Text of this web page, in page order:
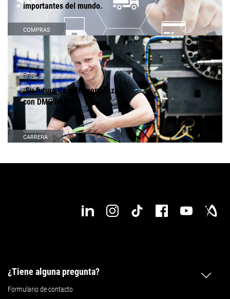
importantes del mundo.
COMPRAS
Empleo
¡Su futuro de éxito comienza
con DMG MORI!
CARRERA
¿Tiene alguna pregunta?
Formulario de contacto